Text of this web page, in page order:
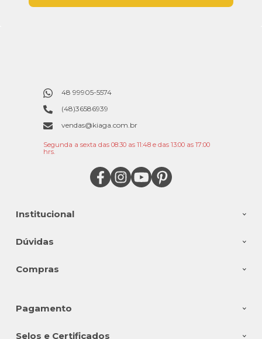
Institucional
Dúvidas
Compras
48 99905-5574
(48)36586939
vendas@kiaga.com.br
Segunda a sexta das 08:30 as 11:48 e das 13:00 as 17:00
hrs.
Pagamento
Selos e Certificados